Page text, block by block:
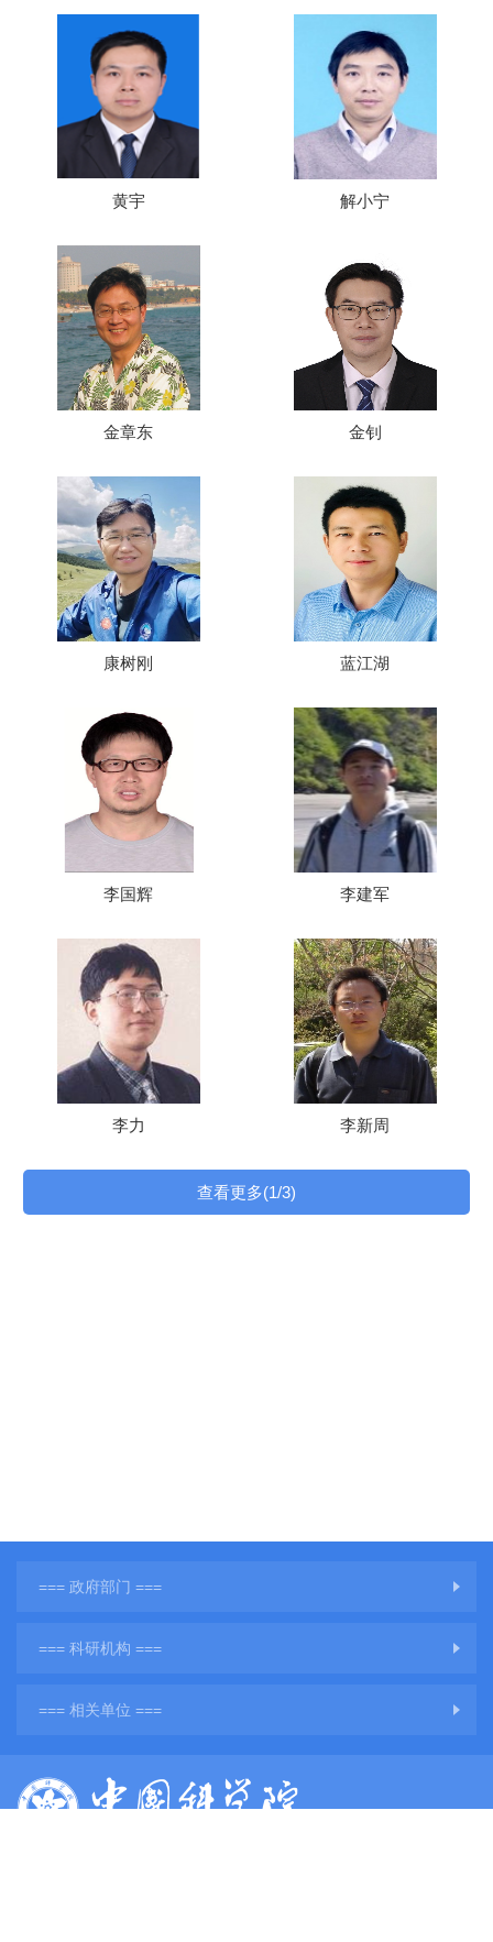
黄宇 解小宁
金章东 金钊
康树刚 蓝江湖
李国辉 李建军
李力 李新周
查看更多(1/3)
=== 政府部门 ===
=== 科研机构 ===
=== 相关单位 ===